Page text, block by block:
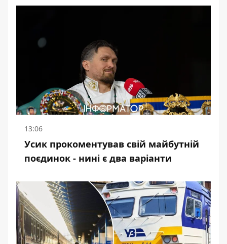
13:06
Усик прокоментував свій майбутній
поєдинок - нині є два варіанти